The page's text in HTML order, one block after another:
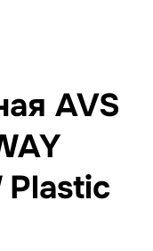
AVS
Plastic